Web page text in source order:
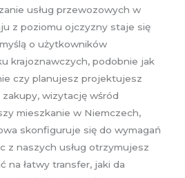
usług przewozowych w
z poziomu ojczyzny staje się
o użytkowników
krajoznawczych, podobnie jak
czy planujesz projektujesz
wizytację wśród
mieszkanie w Niemczech,
skonfiguruje się do wymagań
z naszych usług otrzymujesz
na łatwy transfer, jaki da